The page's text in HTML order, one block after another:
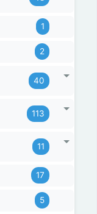
1
2
40
113
11
17
5